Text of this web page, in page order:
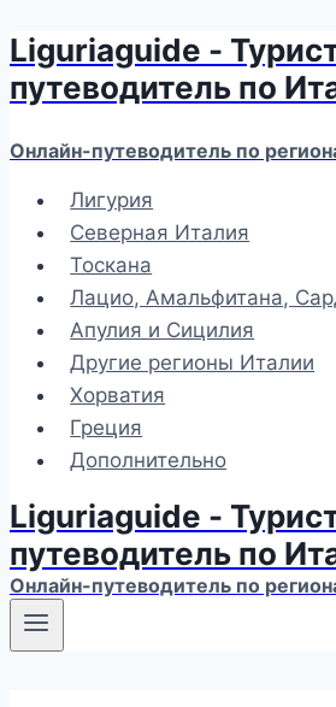
Перейти
к
содержимому
Liguriaguide -
путеводитель по
Онлайн-путеводитель по
Лигурия
Северная Италия
Тоскана
Лацио, Амальфитана,
Апулия и Сицилия
Другие регионы Италии
Хорватия
Греция
Дополнительно
Liguriaguide -
путеводитель по
Онлайн-путеводитель по